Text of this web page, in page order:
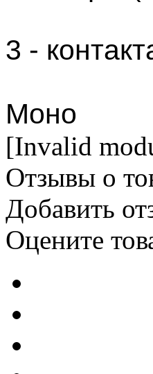
3 -
Моно
[Invalid
Отзывы о
Добавить
Оцените